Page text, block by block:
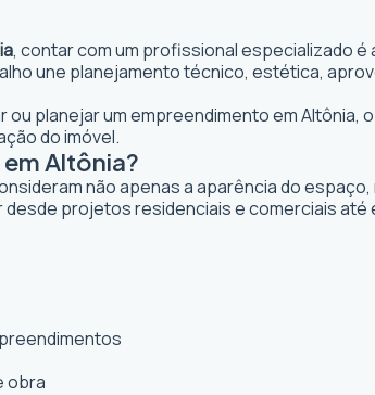
, contar com um profissional especializado
une planejamento técnico, estética,
planejar um empreendimento em
do imóvel.
Altônia?
não apenas a aparência do
projetos residenciais e comerciais
obra